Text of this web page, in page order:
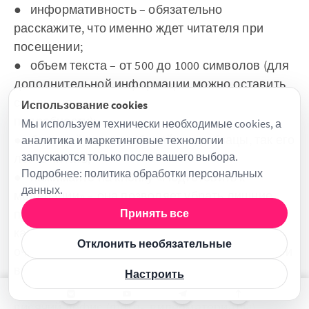
● информативность – обязательно
расскажите, что именно ждет читателя при
посещении;
● объем текста – от 500 до 1000 символов (для
дополнительной информации можно оставить
ссылку на
подробности);
● большой текст разбивайте на абзацы, так его
легче читать;
● нажимайте на кнопку «Подготовить к
модерации» – она позволяет убрать лишние
пробелы, заменить дефис на тире и поставить
кавычки-«елочки» вместо других, а также
очистить текст от условного форматирования и
выровнять его по левому краю. Будьте
внимательны: из-за технической особенности
Использование cookies
Мы используем технически необходимые cookies, а
аналитика и маркетинговые технологии
запускаются только после вашего выбора.
Подробнее: политика обработки персональных
данных.
Принять все
Отклонить необязательные
Настроить